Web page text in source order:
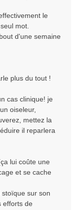
le
mot.
d'une semaine
plus du tout !
cas clinique! je
oiseleur,
mettez la
il reparlera
lui coûte une
et se cache
sur son
efforts de